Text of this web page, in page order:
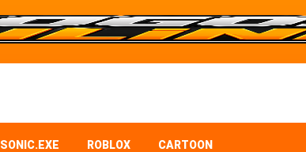
SONIC.EXE ROBLOX CARTOON